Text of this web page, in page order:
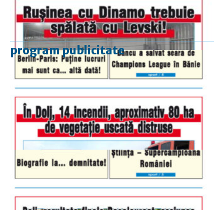
program publicitate
luni-vineri
9.00 - 17.00
duminică
9.00 - 12.00